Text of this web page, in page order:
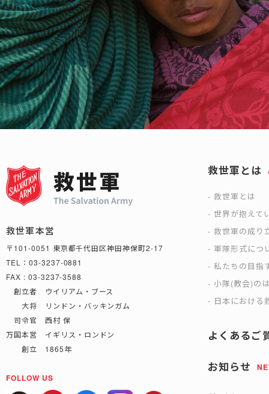
救世軍本営
〒101-0051 東京都千代田区神田神保町2-17
TEL：03-3237-0881
FAX : 03-3237-3588
創立者 ウイリアム・ブース
大将 リンドン・バッキンガム
司令官 西村 保
万国本営 イギリス・ロンドン
創立 1865年
FOLLOW US
救世軍とは
救世軍とは
世界が抱えて
救世軍の成り
軍隊形式につ
私たちの目指
小隊(教会)の
日本における
よくあるご
お知らせ